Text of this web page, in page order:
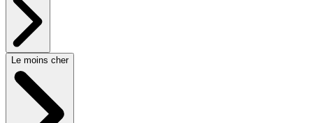
Le moins cher